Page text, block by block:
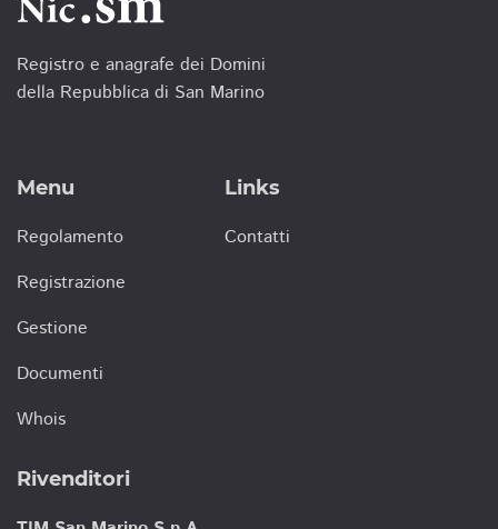
Registro e anagrafe dei Domini
della Repubblica di San Marino
Menu
Regolamento
Registrazione
Gestione
Documenti
Whois
Links
Contatti
Rivenditori